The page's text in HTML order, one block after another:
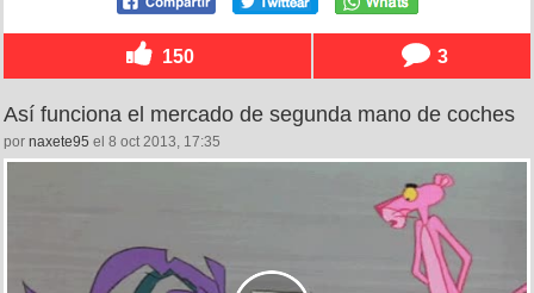
150 3
Así funciona el mercado de segunda mano de coches
por naxete95 el 8 oct 2013, 17:35